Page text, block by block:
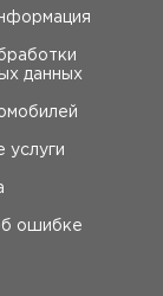
данных
услуги
ошибке